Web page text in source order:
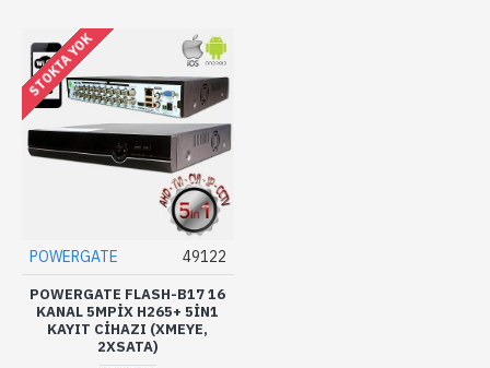
STOKTA YOK
POWERGATE 49122
POWERGATE FLASH-B17 16
KANAL 5MPIX H265+ 5IN1
KAYIT CIHAZI (XMEYE,
2XSATA)